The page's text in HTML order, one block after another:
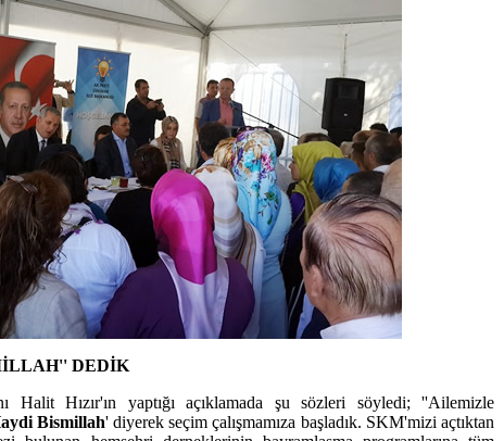
DEDİK
Hızır'ın yaptığı açıklamada şu sözleri söyledi; ''Ailemizle
Bismillah' diyerek seçim çalışmamıza başladık. SKM'mizi açtıktan